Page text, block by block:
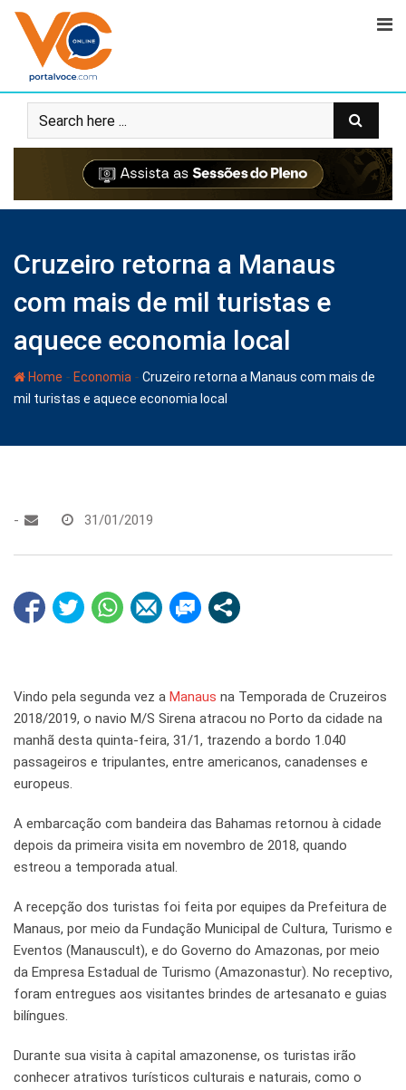
Cruzeiro retorna a Manaus
com mais de mil turistas e
aquece economia local
Home - Economia - Cruzeiro retorna a Manaus com mais de
mil turistas e aquece economia local
- 31/01/2019
Vindo pela segunda vez a Manaus na Temporada de Cruzeiros
2018/2019, o navio M/S Sirena atracou no Porto da cidade na
manhã desta quinta-feira, 31/1, trazendo a bordo 1.040
passageiros e tripulantes, entre americanos, canadenses e
europeus.
A embarcação com bandeira das Bahamas retornou à cidade
depois da primeira visita em novembro de 2018, quando
estreou a temporada atual.
A recepção dos turistas foi feita por equipes da Prefeitura de
Manaus, por meio da Fundação Municipal de Cultura, Turismo e
Eventos (Manauscult), e do Governo do Amazonas, por meio
da Empresa Estadual de Turismo (Amazonastur). No receptivo,
foram entregues aos visitantes brindes de artesanato e guias
bilíngues.
Durante sua visita à capital amazonense, os turistas irão
conhecer atrativos turísticos culturais e naturais, como o